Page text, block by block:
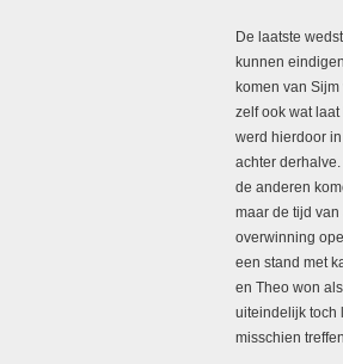
De laatste
kunnen
komen van
zelf ook wat
werd hierdoor
achter
de anderen
maar de tijd
overwinning
een stand met
en Theo won
uiteindelijk toch
misschien